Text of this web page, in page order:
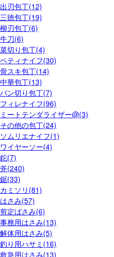
出刃包丁(12)
三徳包丁(19)
柳刃包丁(6)
牛刀(6)
菜切り包丁(4)
ペティナイフ(30)
骨スキ包丁(14)
中華包丁(13)
パン切り包丁(7)
フィレナイフ(96)
ミートテンダライザー@(3)
その他の包丁(24)
ソムリエナイフ(1)
ワイヤーソー(4)
鉈(7)
斧(240)
鋸(33)
カミソリ(81)
はさみ(57)
剪定ばさみ(6)
事務用はさみ(13)
解体用はさみ(5)
釣り用ハサミ(16)
救急用はさみ(13)